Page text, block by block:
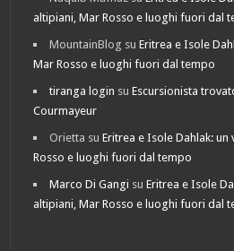
altipiani, Mar Rosso e luoghi fuori dal
MountainBlog suEritrea e Isole
Mar Rosso e luoghi fuori dal tempo
tiranga login suEscursionista
Courmayeur
Orietta suEritrea e Isole Dahlak:
Rosso e luoghi fuori dal tempo
Marco Di Gangi suEritrea e Isole
altipiani, Mar Rosso e luoghi fuori dal